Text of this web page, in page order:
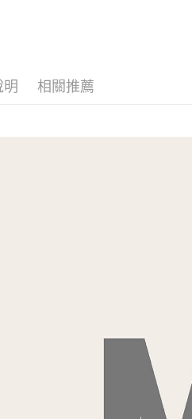
明 相關推薦